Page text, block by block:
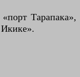
Тарапака»,
Икике».